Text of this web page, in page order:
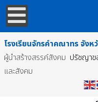
โรงเรียนจักรคำคณาทร จังห
ผู้นำสร้างสรรค์สังคม ปรัชญาข
และสังคม